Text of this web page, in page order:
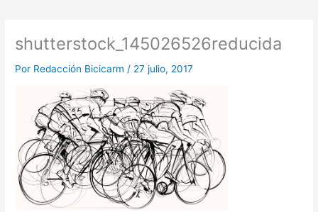
shutterstock_145026526reducida
Por Redacción Bicicarm / 27 julio, 2017